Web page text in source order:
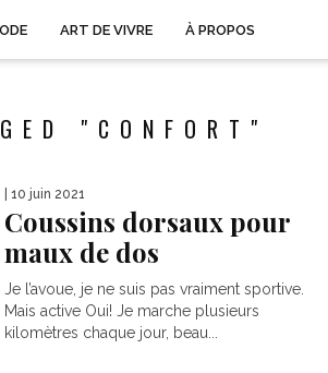
ART DE VIVRE À PROPOS
"CONFORT"
| 10 juin 2021
Coussins dorsaux pour
maux de dos
Je l’avoue, je ne suis pas vraiment sportive.
Mais active Oui! Je marche plusieurs
kilomètres chaque jour, beau...